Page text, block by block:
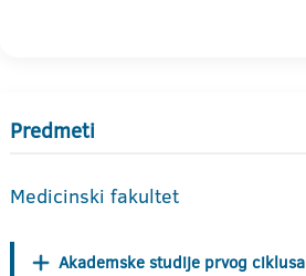
Predmeti
Medicinski fakultet
Akademske studije prvog ciklusa